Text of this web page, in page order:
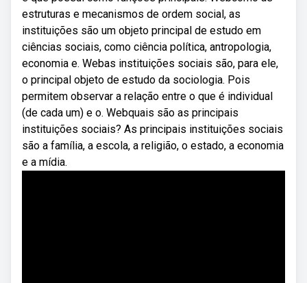
estruturas e mecanismos de ordem social, as
instituições são um objeto principal de estudo em
ciências sociais, como ciência política, antropologia,
economia e. Webas instituições sociais são, para ele,
o principal objeto de estudo da sociologia. Pois
permitem observar a relação entre o que é individual
(de cada um) e o. Webquais são as principais
instituições sociais? As principais instituições sociais
são a família, a escola, a religião, o estado, a economia
e a mídia.